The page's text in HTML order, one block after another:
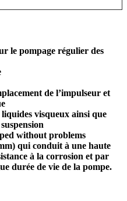
le pompage régulier des
de l’impulseur et
visqueux ainsi que
without problems
qui conduit à une haute
à la corrosion et par
durée de vie de la pompe.